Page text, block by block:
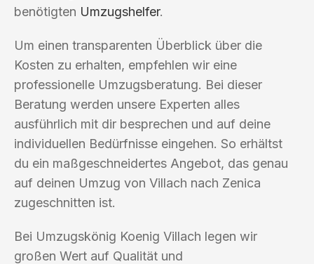
benötigten Umzugshelfer.
Um einen transparenten Überblick über die
Kosten zu erhalten, empfehlen wir eine
professionelle Umzugsberatung. Bei dieser
Beratung werden unsere Experten alles
ausführlich mit dir besprechen und auf deine
individuellen Bedürfnisse eingehen. So erhältst
du ein maßgeschneidertes Angebot, das genau
auf deinen Umzug von Villach nach Zenica
zugeschnitten ist.
Bei Umzugskönig Koenig Villach legen wir
großen Wert auf Qualität und